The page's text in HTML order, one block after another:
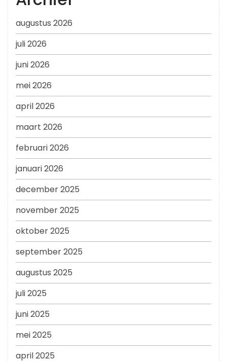
augustus 2026
juli 2026
juni 2026
mei 2026
april 2026
maart 2026
februari 2026
januari 2026
december 2025
november 2025
oktober 2025
september 2025
augustus 2025
juli 2025
juni 2025
mei 2025
april 2025